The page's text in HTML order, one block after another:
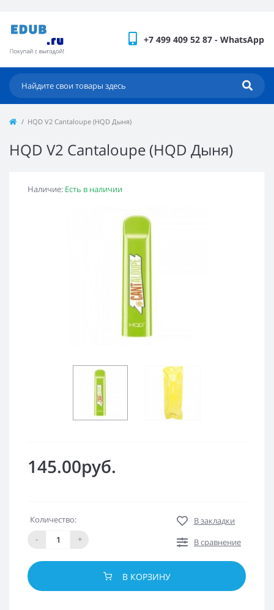
+7 499 409 52 87 - WhatsApp
HQD V2 Cantaloupe (HQD Дыня)
HQD V2 Cantaloupe (HQD Дыня)
Наличие: Есть в наличии
145.00руб.
Количество:
-
+
В закладки
В сравнение
В КОРЗИНУ